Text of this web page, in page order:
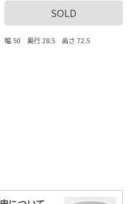
SOLD
幅 50 奥行 28.5 高さ 72.5